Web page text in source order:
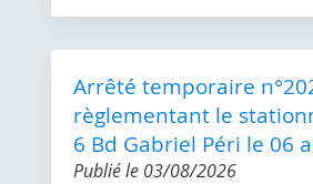
Arrêté temporaire
règlementant le
6 Bd Gabriel Péri le 06
Publié le 03/08/2026